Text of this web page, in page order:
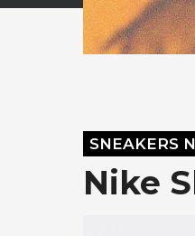
SNEAKERS
Nike